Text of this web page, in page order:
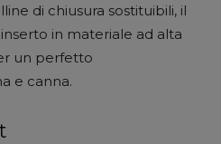
di chiusura sostituibili, il
in materiale ad alta
un perfetto
e canna.